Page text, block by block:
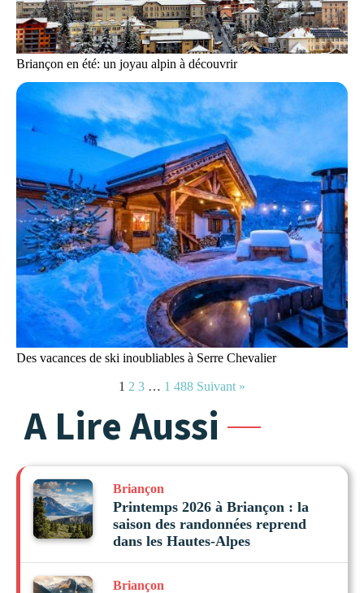
Briançon en été: un joyau alpin à découvrir
Des vacances de ski inoubliables à Serre Chevalier
1 2 3 … 1 488 Suivant »
A Lire Aussi
Briançon
Printemps 2026 à Briançon : la
saison des randonnées reprend
dans les Hautes-Alpes
Briançon